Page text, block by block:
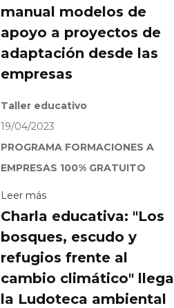
manual modelos de
apoyo a proyectos de
adaptación desde las
empresas
Taller educativo
19/04/2023
PROGRAMA FORMACIONES A
EMPRESAS 100% GRATUITO
Leer más
Charla educativa: "Los
bosques, escudo y
refugios frente al
cambio climático" llega
la Ludoteca ambiental